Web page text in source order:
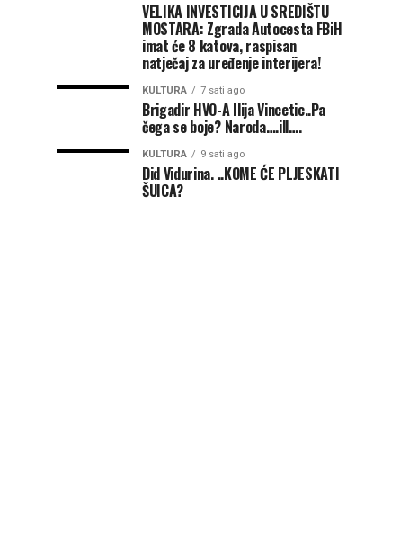
VELIKA INVESTICIJA U SREDIŠTU
MOSTARA: Zgrada Autocesta FBiH
imat će 8 katova, raspisan
natječaj za uređenje interijera!
KULTURA 7 sati ago
Brigadir HVO-A Ilija Vincetic..Pa
čega se boje? Naroda….ill….
KULTURA 9 sati ago
Did Vidurina. ..KOME ĆE PLJESKATI
ŠUICA?